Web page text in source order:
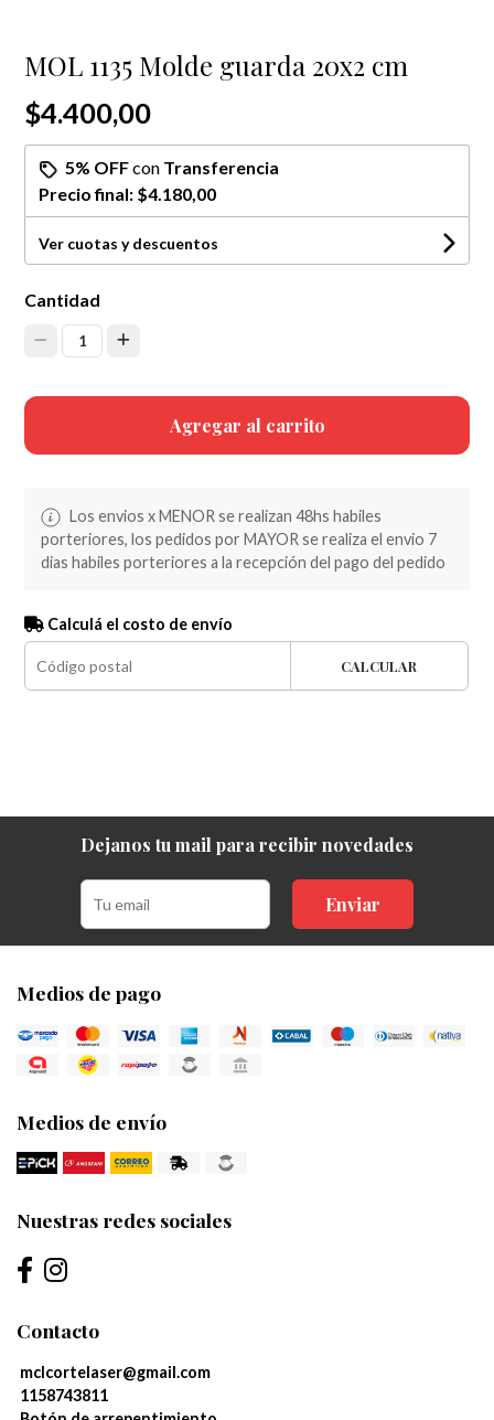
MOL 1135 Molde guarda 20x2 cm
$4.400,00
5% OFFcon Transferencia
Precio final: $4.180,00
Ver cuotas y descuentos
Cantidad
1
Agregar al carrito
Los envios x MENOR se realizan 48hs habiles
porteriores, los pedidos por MAYOR se realiza el envio 7
dias habiles porteriores a la recepción del pago del pedido
Calculá el costo de envío
CALCULAR
Dejanos tu mail para recibir novedades
Enviar
Medios de pago
Medios de envío
Nuestras redes sociales
Contacto
mclcortelaser@gmail.com
1158743811